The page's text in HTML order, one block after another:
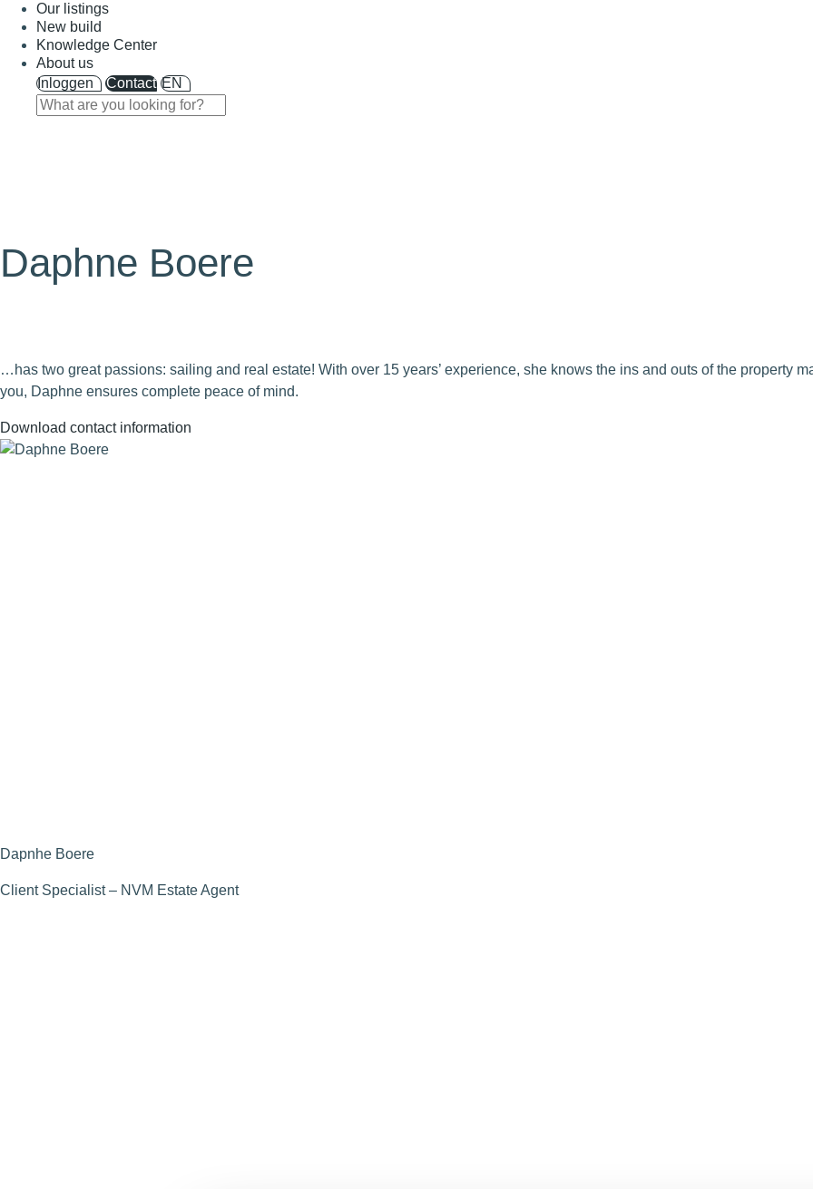
Our listings
New build
Knowledge Center
About us
Inloggen
Contact EN
Daphne Boere
…has two great passions: sailing and real estate! With over 15 years’ experience, she knows the ins and outs of the property
you, Daphne ensures complete peace of mind.
Download contact information
Dapnhe Boere
Client Specialist – NVM Estate Agent